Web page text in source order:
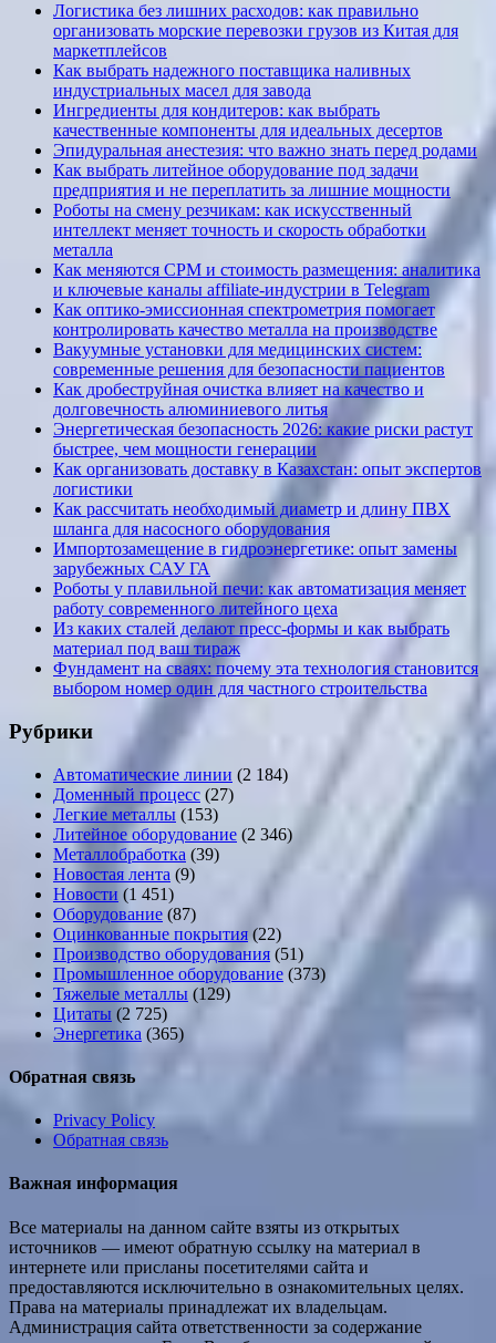
Логистика без лишних расходов: как правильно
организовать морские перевозки грузов из Китая для
маркетплейсов
Как выбрать надежного поставщика наливных
индустриальных масел для завода
Ингредиенты для кондитеров: как выбрать
качественные компоненты для идеальных десертов
Эпидуральная анестезия: что важно знать перед родами
Как выбрать литейное оборудование под задачи
предприятия и не переплатить за лишние мощности
Роботы на смену резчикам: как искусственный
интеллект меняет точность и скорость обработки
металла
Как меняются CPM и стоимость размещения: аналитика
и ключевые каналы affiliate-индустрии в Telegram
Как оптико-эмиссионная спектрометрия помогает
контролировать качество металла на производстве
Вакуумные установки для медицинских систем:
современные решения для безопасности пациентов
Как дробеструйная очистка влияет на качество и
долговечность алюминиевого литья
Энергетическая безопасность 2026: какие риски растут
быстрее, чем мощности генерации
Как организовать доставку в Казахстан: опыт экспертов
логистики
Как рассчитать необходимый диаметр и длину ПВХ
шланга для насосного оборудования
Импортозамещение в гидроэнергетике: опыт замены
зарубежных САУ ГА
Роботы у плавильной печи: как автоматизация меняет
работу современного литейного цеха
Из каких сталей делают пресс-формы и как выбрать
материал под ваш тираж
Фундамент на сваях: почему эта технология становится
выбором номер один для частного строительства
Рубрики
Автоматические линии (2 184)
Доменный процесс (27)
Легкие металлы (153)
Литейное оборудование (2 346)
Металлобработка (39)
Новостая лента (9)
Новости (1 451)
Оборудование (87)
Оцинкованные покрытия (22)
Производство оборудования (51)
Промышленное оборудование (373)
Тяжелые металлы (129)
Цитаты (2 725)
Энергетика (365)
Обратная связь
Privacy Policy
Обратная связь
Важная информация
Все материалы на данном сайте взяты из открытых
источников — имеют обратную ссылку на материал в
интернете или присланы посетителями сайта и
предоставляются исключительно в ознакомительных целях.
Права на материалы принадлежат их владельцам.
Администрация сайта ответственности за содержание